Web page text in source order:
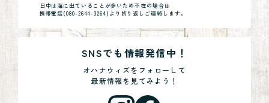
日中は海に出ていることが多いため不在の場合は
携帯電話(080-2644-3264)より折り返しご連絡します。
SNSでも情報発信中！
オハナウィズをフォローして
最新情報を見てみよう！